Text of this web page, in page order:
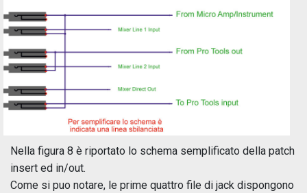
Nella figura 8 è riportato lo schema semplificato della patch
insert ed in/out.
Come si puo notare, le prime quattro file di jack dispongono